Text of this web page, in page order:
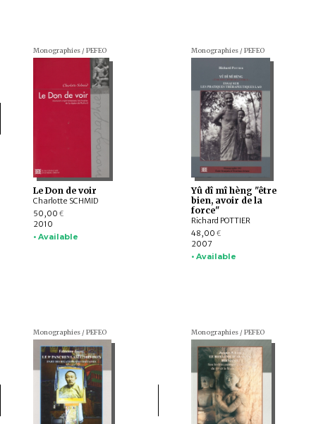
Monographies / PEFEO
Le Don de voir
Charlotte SCHMID
50,00 €
2010
• Available
Monographies / PEFEO
Yû dî mî hèng "être
bien, avoir de la
force"
Richard POTTIER
48,00 €
2007
• Available
Monographies / PEFEO Monographies / PEFEO